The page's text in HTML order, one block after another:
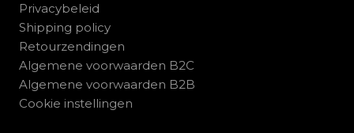
Privacybeleid
Shipping policy
Retourzendingen
Algemene voorwaarden B2C
Algemene voorwaarden B2B
Cookie instellingen